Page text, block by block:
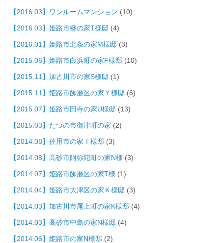
【2016.03】ワンルームマンション (10)
【2016.03】姫路市継の家T様邸 (4)
【2016.01】姫路市北条の家M様邸 (3)
【2015.06】姫路市白浜町の家F様邸 (10)
【2015.11】加古川市の家S様邸 (1)
【2015.11】姫路市飾磨区の家Ｙ様邸 (6)
【2015.07】姫路市田寺の家U様邸 (13)
【2015.03】たつの市御津町の家 (2)
【2014.08】佐用市の家Ｉ様邸 (3)
【2014.08】高砂市阿弥陀町の家N様 (3)
【2014.07】姫路市飾磨区の家T様 (1)
【2014.04】姫路市大津区の家Ｋ様邸 (3)
【2014.03】加古川市尾上町の家K様邸 (4)
【2014.03】高砂市中島の家N様邸 (4)
【2014.06】姫路市の家N様邸 (2)